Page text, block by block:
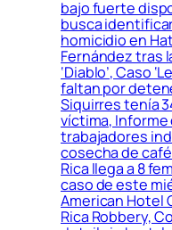
bajo fuerte
busca
homicidio en
Fernández tras
‘Diablo’, Caso
faltan por
Siquirres tenía
víctima,
trabajadores
cosecha de
Rica llega a 8
caso de este
American Hotel
Rica Robbery,